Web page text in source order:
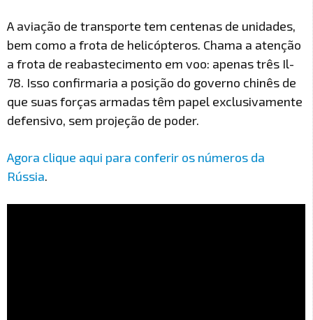
A aviação de transporte tem centenas de unidades,
bem como a frota de helicópteros. Chama a atenção
a frota de reabastecimento em voo: apenas três Il-
78. Isso confirmaria a posição do governo chinês de
que suas forças armadas têm papel exclusivamente
defensivo, sem projeção de poder.
Agora clique aqui para conferir os números da
Rússia.